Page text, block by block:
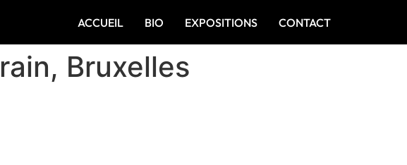
ACCUEIL BIO EXPOSITIONS CONTACT
Bruxelles